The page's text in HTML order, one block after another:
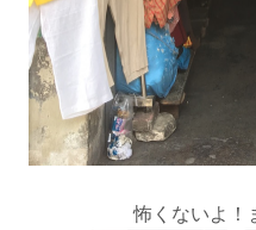
怖くないよ！